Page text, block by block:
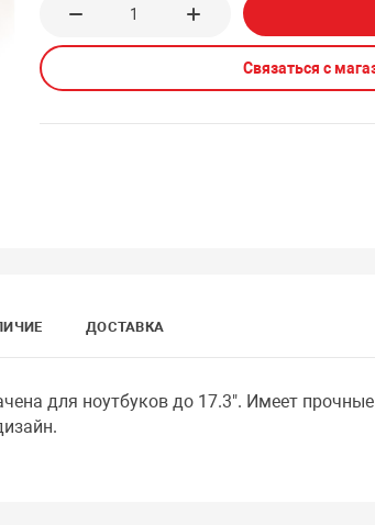
Связаться с
ДОСТАВКА
для ноутбуков до 17.3". Имеет прочные